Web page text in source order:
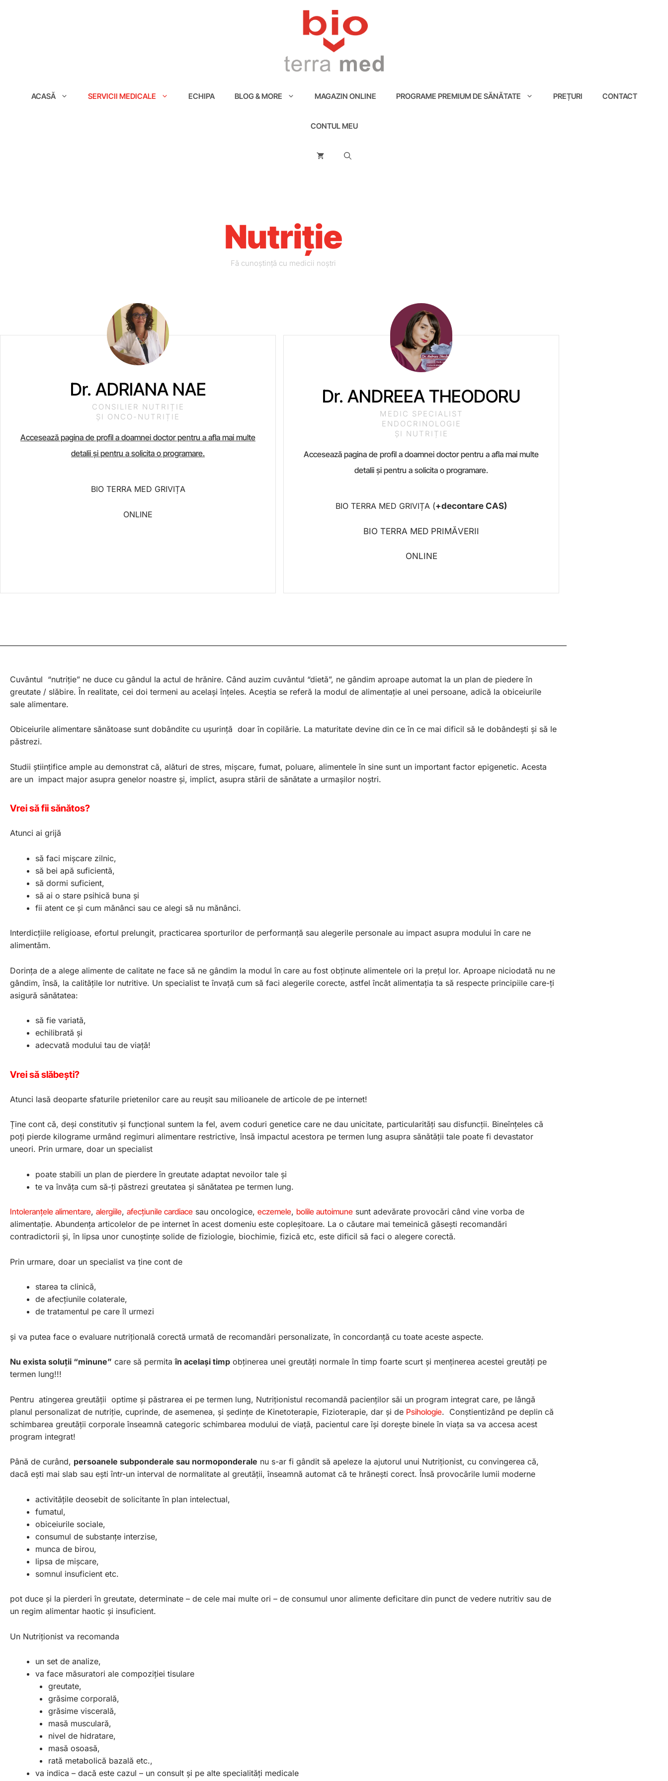
ACASĂ SERVICII MEDICALE ECHIPA BLOG & MORE MAGAZIN ONLINE PROGRAME PREMIUM DE SĂNĂTATE PREȚURI CONTACT
CONTUL MEU
Nutriție
Fă cunoștință cu medicii noștri
Dr. ADRIANA NAE
CONSILIER NUTRIȚIE
ȘI ONCO-NUTRIȚIE
Accesează pagina de profil a doamnei doctor pentru a afla mai multe
detalii și pentru a solicita o programare.
BIO TERRA MED GRIVIȚA
ONLINE
Dr. ANDREEA THEODORU
MEDIC SPECIALIST
ENDOCRINOLOGIE
ȘI NUTRIȚIE
Accesează pagina de profil a doamnei doctor pentru a afla mai multe
detalii și pentru a solicita o programare.
BIO TERRA MED GRIVIȚA (+decontare CAS)
BIO TERRA MED PRIMĂVERII
ONLINE
Cuvântul “nutriție” ne duce cu gândul la actul de hrănire. Când auzim cuvântul “dietă”, ne gândim aproape automat la un plan de piedere în
greutate / slăbire. În realitate, cei doi termeni au același înțeles. Aceștia se referă la modul de alimentație al unei persoane, adică la obiceiurile
sale alimentare.
Obiceiurile alimentare sănătoase sunt dobândite cu ușurință doar în copilărie. La maturitate devine din ce în ce mai dificil să le dobândești și să le
păstrezi.
Studii științifice ample au demonstrat că, alături de stres, mișcare, fumat, poluare, alimentele în sine sunt un important factor epigenetic. Acesta
are un impact major asupra genelor noastre și, implict, asupra stării de sănătate a urmașilor noștri.
Vrei să fii sănătos?
Atunci ai grijă
să faci mișcare zilnic,
să bei apă suficientă,
să dormi suficient,
să ai o stare psihică buna și
fii atent ce și cum mănânci sau ce alegi să nu mănânci.
Interdicțiile religioase, efortul prelungit, practicarea sporturilor de performanță sau alegerile personale au impact asupra modului în care ne
alimentăm.
Dorința de a alege alimente de calitate ne face să ne gândim la modul în care au fost obținute alimentele ori la prețul lor. Aproape niciodată nu ne
gândim, însă, la calitățile lor nutritive. Un specialist te învață cum să faci alegerile corecte, astfel încât alimentația ta să respecte principiile care-ți
asigură sănătatea:
să fie variată,
echilibrată și
adecvată modului tau de viață!
Vrei să slăbești?
Atunci lasă deoparte sfaturile prietenilor care au reușit sau milioanele de articole de pe internet!
Ține cont că, deși constitutiv și funcțional suntem la fel, avem coduri genetice care ne dau unicitate, particularități sau disfuncții. Bineînțeles că
poți pierde kilograme urmând regimuri alimentare restrictive, însă impactul acestora pe termen lung asupra sănătății tale poate fi devastator
uneori. Prin urmare, doar un specialist
poate stabili un plan de pierdere în greutate adaptat nevoilor tale și
te va învăța cum să-ți păstrezi greutatea și sănătatea pe termen lung.
Intoleranțele alimentare, alergiile, afecțiunile cardiace sau oncologice, eczemele, bolile autoimune sunt adevărate provocări când vine vorba de
alimentație. Abundența articolelor de pe internet în acest domeniu este copleșitoare. La o căutare mai temeinică găsești recomandări
contradictorii și, în lipsa unor cunoștințe solide de fiziologie, biochimie, fizică etc, este dificil să faci o alegere corectă.
Prin urmare, doar un specialist va ține cont de
starea ta clinică,
de afecțiunile colaterale,
de tratamentul pe care îl urmezi
și va putea face o evaluare nutrițională corectă urmată de recomandări personalizate, în concordanță cu toate aceste aspecte.
Nu exista soluții “minune” care să permitaîn același timp obținerea unei greutăți normale în timp foarte scurt și menținerea acestei greutăți pe
termen lung!!!
Pentru atingerea greutății optime și păstrarea ei pe termen lung, Nutriționistul recomandă pacienților săi un program integrat care, pe lângă
planul personalizat de nutriție, cuprinde, de asemenea, și ședințe de Kinetoterapie, Fizioterapie, dar și de Psihologie. Conștientizând pe deplin că
schimbarea greutății corporale înseamnă categoric schimbarea modului de viață, pacientul care își dorește binele în viața sa va accesa acest
program integrat!
Până de curând, persoanele subponderale sau normoponderale nu s-ar fi gândit să apeleze la ajutorul unui Nutriționist, cu convingerea că,
dacă ești mai slab sau ești într-un interval de normalitate al greutății, înseamnă automat că te hrănești corect. Însă provocările lumii moderne
activitățile deosebit de solicitante în plan intelectual,
fumatul,
obiceiurile sociale,
consumul de substanțe interzise,
munca de birou,
lipsa de mișcare,
somnul insuficient etc.
pot duce și la pierderi în greutate, determinate – de cele mai multe ori – de consumul unor alimente deficitare din punct de vedere nutritiv sau de
un regim alimentar haotic și insuficient.
Un Nutriționist va recomanda
un set de analize,
va face măsuratori ale compoziției tisulare
greutate,
grăsime corporală,
grăsime viscerală,
masă musculară,
nivel de hidratare,
masă osoasă,
rată metabolică bazală etc.,
va indica – dacă este cazul – un consult și pe alte specialități medicale